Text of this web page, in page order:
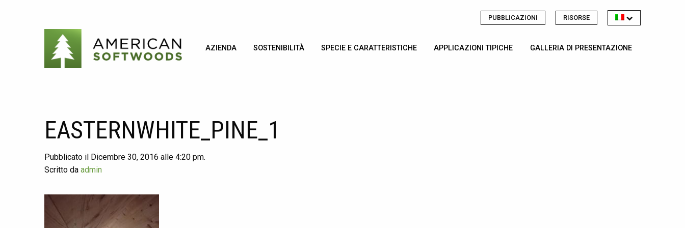
PUBBLICAZIONI RISORSE
AZIENDA SOSTENIBILITÀ SPECIE E CARATTERISTICHE APPLICAZIONI TIPICHE GALLERIA DI PRESENTAZIONE
EASTERNWHITE_PINE_1
Pubblicato il Dicembre 30, 2016 alle 4:20 pm.
Scritto da admin